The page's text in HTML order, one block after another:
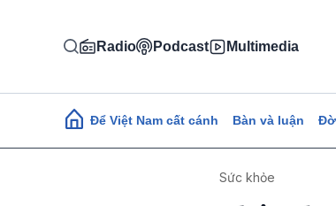
Radio Podcast Multimedia
Main navigation
Để Việt Nam cất cánh Bàn và luận
Sức khỏe